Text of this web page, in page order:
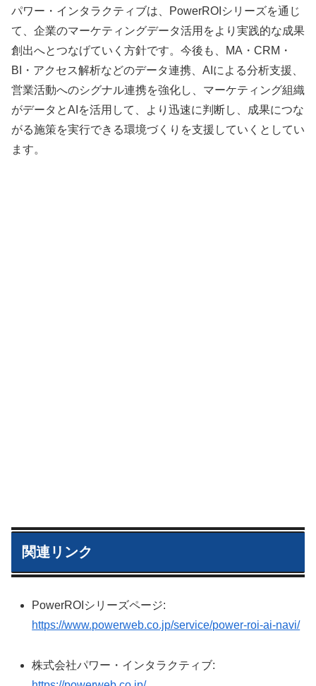
パワー・インタラクティブは、PowerROIシリーズを通じ
て、企業のマーケティングデータ活用をより実践的な成果
創出へとつなげていく方針です。今後も、MA・CRM・
BI・アクセス解析などのデータ連携、AIによる分析支援、
営業活動へのシグナル連携を強化し、マーケティング組織
がデータとAIを活用して、より迅速に判断し、成果につな
がる施策を実行できる環境づくりを支援していくとしてい
ます。
関連リンク
PowerROIシリーズページ:
https://www.powerweb.co.jp/service/power-roi-ai-navi/
株式会社パワー・インタラクティブ: